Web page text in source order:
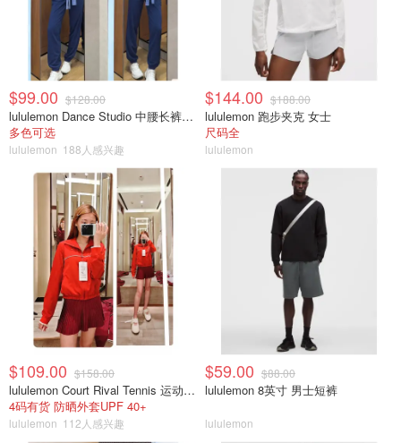
$99.00 $128.00
lululemon Dance Studio 中腰长裤 女装常规款
多色可选
lululemon 188人感兴趣
$144.00 $188.00
lululemon 跑步夹克 女士
尺码全
lululemon
$109.00 $158.00
lululemon Court Rival Tennis 运动夹克 女士
4码有货 防晒外套UPF 40+
lululemon 112人感兴趣
$59.00 $88.00
lululemon 8英寸 男士短裤
lululemon